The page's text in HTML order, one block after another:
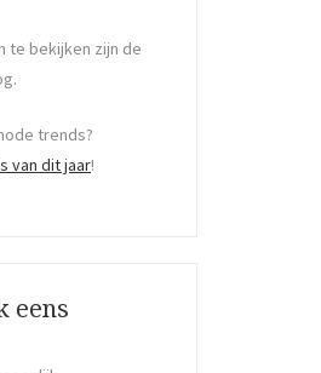
te bekijken zijn de
trends?
van dit jaar!
eens